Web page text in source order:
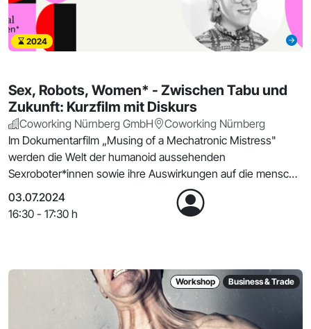
2024
Sex, Robots, Women* - Zwischen Tabu und
Zukunft: Kurzfilm mit Diskurs
Coworking Nürnberg GmbH
Coworking Nürnberg
Im Dokumentarfilm „Musing of a Mechatronic Mistress"
werden die Welt der humanoid aussehenden
Sexroboter*innen sowie ihre Auswirkungen auf die menschl.
Sexualit
03.07.2024
16:30 - 17:30 h
Workshop Business & Trade